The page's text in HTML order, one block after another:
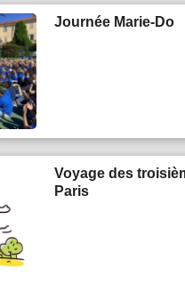
Journée Marie-Do
Voyage des
Paris